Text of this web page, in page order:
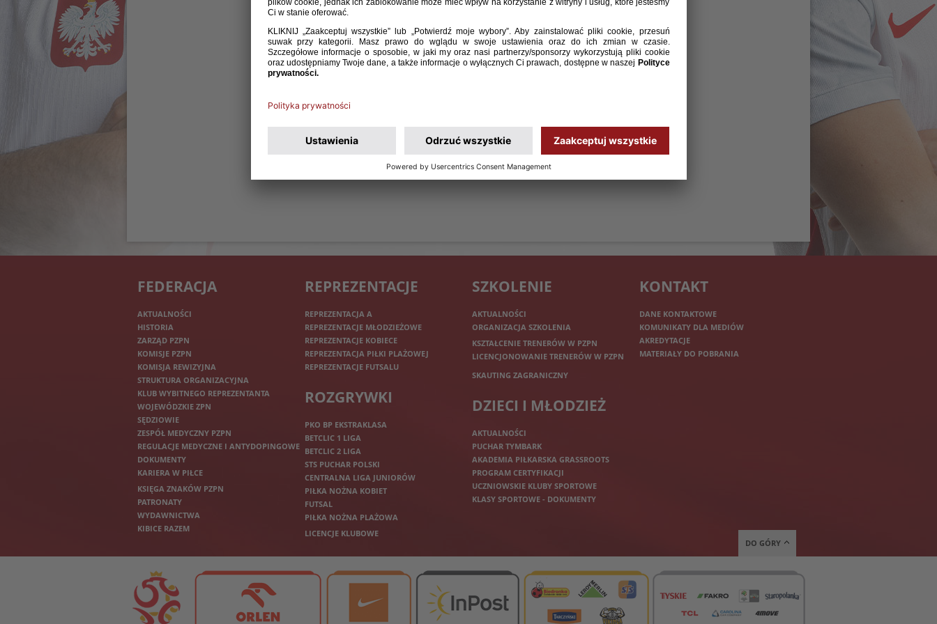
FEDERACJA
AKTUALNOŚCI
HISTORIA
ZARZĄD PZPN
KOMISJE PZPN
KOMISJA REWIZYJNA
STRUKTURA ORGANIZACYJNA
KLUB WYBITNEGO REPREZENTANTA
WOJEWÓDZKIE ZPN
SĘDZIOWIE
ZESPÓŁ MEDYCZNY PZPN
REGULACJE MEDYCZNE I ANTYDOPINGOWE
DOKUMENTY
KARIERA W PIŁCE
KSIĘGA ZNAKÓW PZPN
PATRONATY
WYDAWNICTWA
KIBICE RAZEM
REPREZENTACJE
REPREZENTACJA A
REPREZENTACJE MŁODZIEŻOWE
REPREZENTACJE KOBIECE
REPREZENTACJA PIŁKI PLAŻOWEJ
REPREZENTACJE FUTSALU
ROZGRYWKI
PKO BP EKSTRAKLASA
BETCLIC 1 LIGA
BETCLIC 2 LIGA
STS PUCHAR POLSKI
CENTRALNA LIGA JUNIORÓW
PIŁKA NOŻNA KOBIET
FUTSAL
PIŁKA NOŻNA PLAŻOWA
LICENCJE KLUBOWE
SZKOLENIE
AKTUALNOŚCI
ORGANIZACJA SZKOLENIA
KSZTAŁCENIE TRENERÓW W PZPN
LICENCJONOWANIE TRENERÓW W PZPN
SKAUTING ZAGRANICZNY
DZIECI I MŁODZIEŻ
AKTUALNOŚCI
PUCHAR TYMBARK
AKADEMIA PIŁKARSKA GRASSROOTS
PROGRAM CERTYFIKACJI
UCZNIOWSKIE KLUBY SPORTOWE
KLASY SPORTOWE - DOKUMENTY
KONTAKT
DANE KONTAKTOWE
KOMUNIKATY DLA MEDIÓW
AKREDYTACJE
MATERIAŁY DO POBRANIA
DO GÓRY